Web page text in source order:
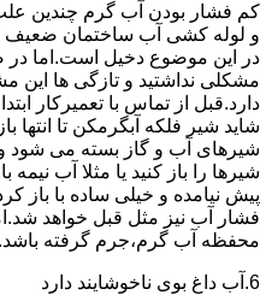
کم فشار بودن آب گرم چندین
و لوله کشی آب ساختمان ضعیف
در این موضوع دخیل است.اما در
مشکلی نداشتید و تازگی ها این
دارد.قبل از تماس با تعمیرکار
شاید شیر فلکه آبگرمکن تا
شیرهای آب و گاز بسته می شود
شیرها را باز کنید یا مثلا آب
پیش نیامده و خیلی ساده با باز
فشار آب نیز مثل قبل خواهد
محفظه آب گرم،جرم گرفته باشد.
6.آب داغ بوی ناخوشایند دارد